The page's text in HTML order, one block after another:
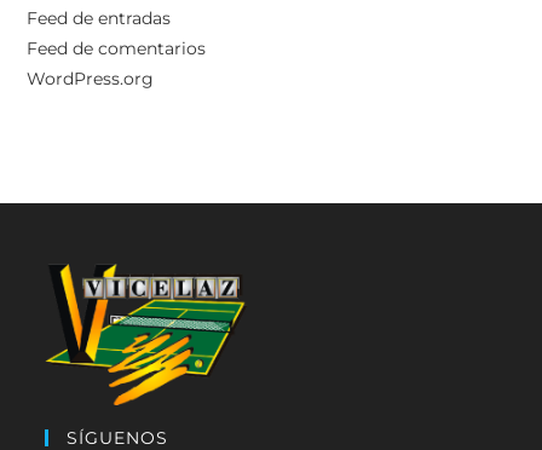
Feed de entradas
Feed de comentarios
WordPress.org
SÍGUENOS